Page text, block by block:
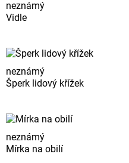
neznámý
Vidle
neznámý
Šperk lidový křížek
neznámý
Mírka na obilí